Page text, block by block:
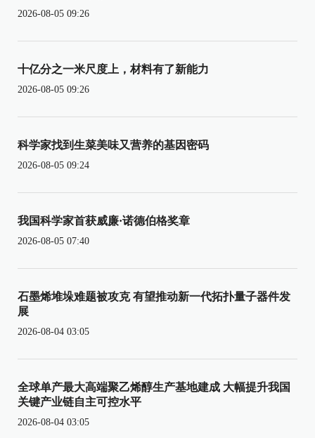
2026-08-05 09:26
十亿分之一米尺度上，材料有了新能力
2026-08-05 09:26
科学家找到生菜美味又营养的基因密码
2026-08-05 09:24
我国科学家首获威廉·诺德伯格奖章
2026-08-05 07:40
石墨烯堆垛难题被攻克 有望推动新一代拓扑量子器件发
展
2026-08-04 03:05
全球单产最大高端聚乙烯醇生产基地建成 大幅提升我国
关键产业链自主可控水平
2026-08-04 03:05